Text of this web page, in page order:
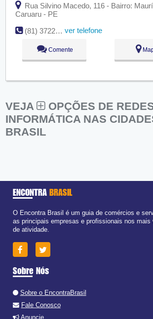
Rua Silvino Macedo, 116 - Bairro:
Caruaru - PE
(81) 3722-5169
ver telefone
Comente
VEJA
OPÇÕES DE
INFORMÁTICA NAS
BRASIL
ENCONTRA BRASIL
O Encontra Brasil é um guia de comércios e
as principais empresas e profissionais nos mais
de atividade.
Sobre Nós
Sobre o EncontraBrasil
Fale Conosco
Anuncie